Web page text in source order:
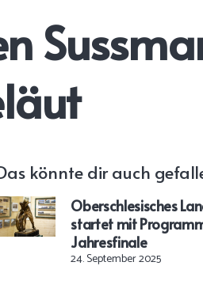
könnte dir auch
Oberschlesisches
startet mit
Jahresfinale
24. September 2025